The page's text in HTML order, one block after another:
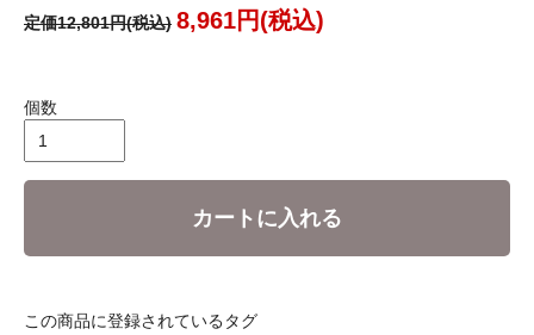
定価12,801円(税込) 8,961円(税込)
個数
カートに入れる
この商品に登録されているタグ